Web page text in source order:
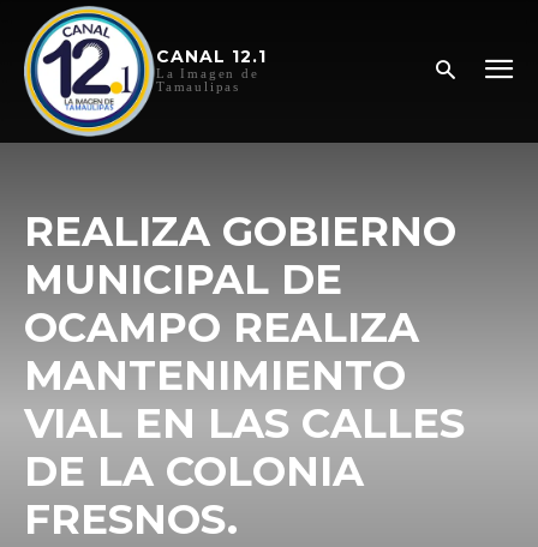
CANAL 12.1
La Imagen de
Tamaulipas
REALIZA GOBIERNO
MUNICIPAL DE
OCAMPO REALIZA
MANTENIMIENTO
VIAL EN LAS CALLES
DE LA COLONIA
FRESNOS.